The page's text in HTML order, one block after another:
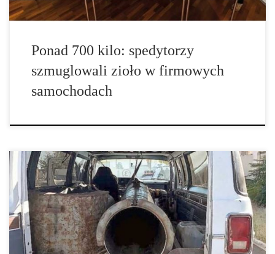
Ponad 700 kilo: spedytorzy
szmuglowali zioło w firmowych
samochodach
Obojętnie, czy na granicy Meksyku z Ameryką stoi wysoki mur
czy też nie – dla meksykańskich band narkotykowych nic nie
stanowi problemu aby szmuglować zioło oraz inne narkotyki
pomiędzy tymi dwoma państwami. Interesy narkotykowe są po
prostu za bardzo lukratywne a pozostałe możliwości dorobku po